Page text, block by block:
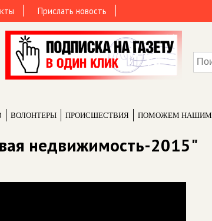
Прислать новость
ВОЛОНТЕРЫ ПРОИCШЕСТВИЯ ПОМОЖЕМ НАШИМ
недвижимость-2015"